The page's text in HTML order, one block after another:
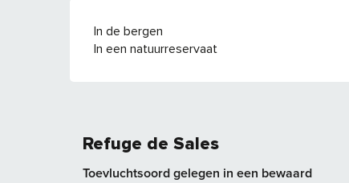
In de bergen
In een natuurreservaat
Refuge de Sales
Toevluchtsoord gelegen in een bewaard